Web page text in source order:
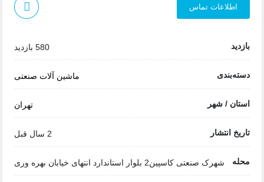
اطلاعات تماس
بازدید 580 بازدید
دسته‌بندی ماشین آلات صنعتی
استان / شهر تهران
تاریخ انتشار 2 سال قبل
محله شهرک صنعتی کاسپین2 بلوار استاندارد انتهای خیابان بهره وری